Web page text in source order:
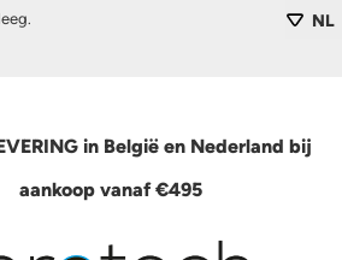
inhoud gaan NL
in België en Nederland bij
aankoop vanaf €495